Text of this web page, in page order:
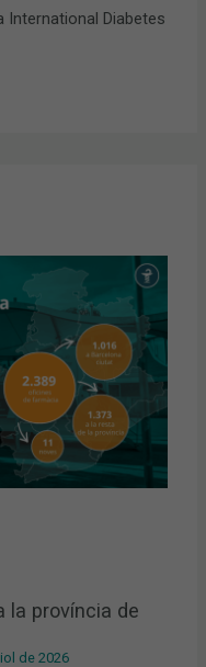
International Diabetes
la província de
de 2026